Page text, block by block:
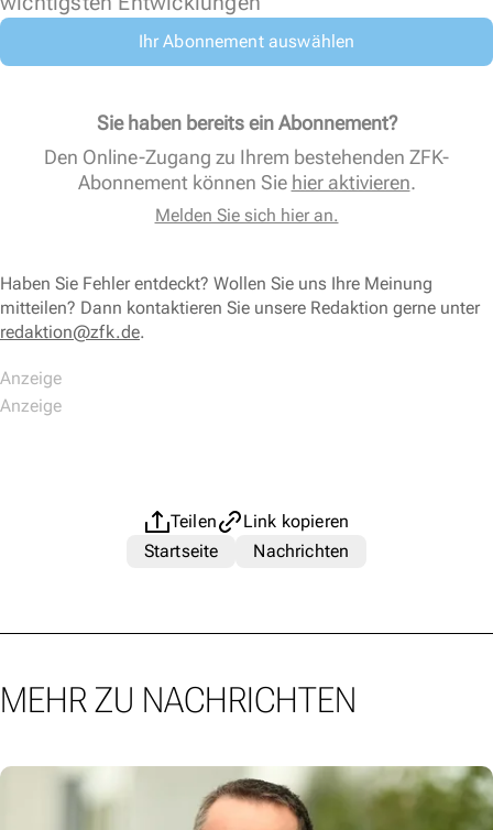
Ihr Abonnement auswählen
Sie haben bereits ein Abonnement?
Den Online-Zugang zu Ihrem bestehenden ZFK-
Abonnement können Sie hier aktivieren.
Melden Sie sich hier an.
Haben Sie Fehler entdeckt? Wollen Sie uns Ihre Meinung
mitteilen? Dann kontaktieren Sie unsere Redaktion gerne unter
redaktion@zfk.de.
Teilen
Link kopieren
Startseite
Nachrichten
MEHR ZU NACHRICHTEN